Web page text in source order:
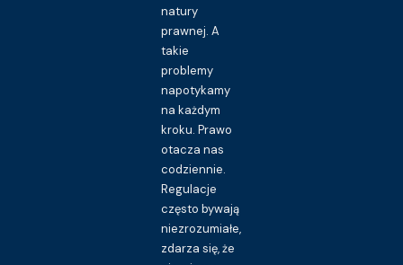
natury
prawnej. A
takie
problemy
napotykamy
na każdym
kroku. Prawo
otacza nas
codziennie.
Regulacje
często bywają
niezrozumiałe,
zdarza się, że